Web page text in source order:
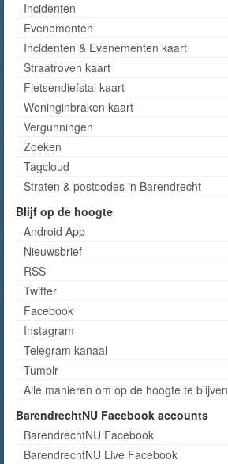
Incidenten
Evenementen
Incidenten & Evenementen kaart
Straatroven kaart
Fietsendiefstal kaart
Woninginbraken kaart
Vergunningen
Zoeken
Tagcloud
Straten & postcodes in Barendrecht
Blijf op de hoogte
Android App
Nieuwsbrief
RSS
Twitter
Facebook
Instagram
Telegram kanaal
Tumblr
Alle manieren om op de hoogte te blijven
BarendrechtNU Facebook accounts
BarendrechtNU Facebook
BarendrechtNU Live Facebook